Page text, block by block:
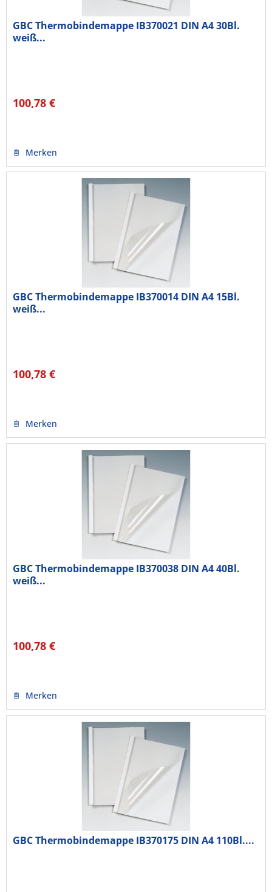
GBC Thermobindemappe IB370021 DIN A4 30Bl.
weiß...
100,78 €
Merken
GBC Thermobindemappe IB370014 DIN A4 15Bl.
weiß...
100,78 €
Merken
GBC Thermobindemappe IB370038 DIN A4 40Bl.
weiß...
100,78 €
Merken
GBC Thermobindemappe IB370175 DIN A4 110Bl....